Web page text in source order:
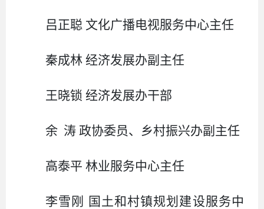
吕正聪 文化广播电视服务中心主任
秦成林 经济发展办副主任
王晓锁 经济发展办干部
余 涛 政协委员、乡村振兴办副主任
高泰平 林业服务中心主任
李雪刚
国土和村镇规划建设服务中